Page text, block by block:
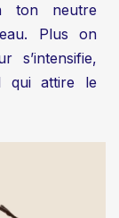
ton neutre
Plus on
s’intensifie,
qui attire le